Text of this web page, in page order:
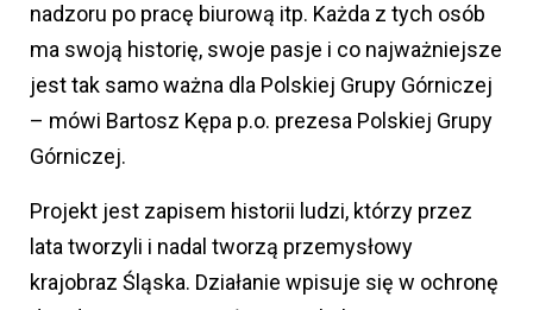
nadzoru po pracę biurową itp. Każda z tych osób
ma swoją historię, swoje pasje i co najważniejsze
jest tak samo ważna dla Polskiej Grupy Górniczej
– mówi Bartosz Kępa p.o. prezesa Polskiej Grupy
Górniczej.
Projekt jest zapisem historii ludzi, którzy przez
lata tworzyli i nadal tworzą przemysłowy
krajobraz Śląska. Działanie wpisuje się w ochronę